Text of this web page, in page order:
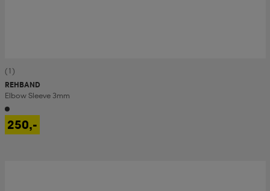
(1)
REHBAND
Elbow Sleeve 3mm
250,-